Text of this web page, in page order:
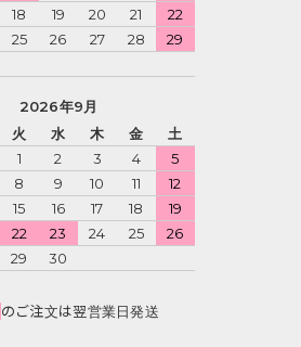
18 19 20 21
22
25 26 27 28
29
2026年9月
火 水 木 金
土
1
2 3 4
5
8 9 10 11
12
15 16 17 18
19
22 23 24 25
26
29 30
のご注文は翌営業日発送